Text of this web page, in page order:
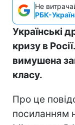
Не
РБК-
Українські
кризу в
вимушена
класу.
Про це
посиланням